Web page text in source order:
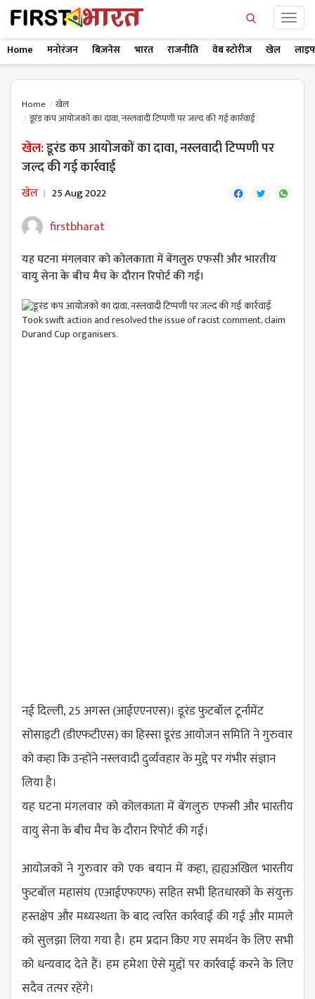
Home मनोरंजन बिज़नेस भारत राजनीति वेब स्टोरीज खेल
Home
खेल
डूरंड कप आयोजकों का दावा, नस्लवादी टिप्पणी पर जल्द की गई कार्रवाई
खेल:डूरंड कप आयोजकों का दावा, नस्लवादी टिप्पणी पर
जल्द की गई कार्रवाई
खेल 25 Aug 2022
firstbharat
यह घटना मंगलवार को कोलकाता में बेंगलुरु एफसी और भारतीय
वायु सेना के बीच मैच के दौरान रिपोर्ट की गई।
Took swift action and resolved the issue of racist comment, claim
Durand Cup organisers.
नई दिल्ली, 25 अगस्त (आईएएनएस)। डूरंड फुटबॉल टूर्नामेंट
सोसाइटी (डीएफटीएस) का हिस्सा डूरंड आयोजन समिति ने गुरुवार
को कहा कि उन्होंने नस्लवादी दुर्व्यवहार के मुद्दे पर गंभीर संज्ञान
लिया है।
यह घटना मंगलवार को कोलकाता में बेंगलुरु एफसी और भारतीय
वायु सेना के बीच मैच के दौरान रिपोर्ट की गई।
आयोजकों ने गुरुवार को एक बयान में कहा, ह्यह्यअखिल भारतीय
फुटबॉल महासंघ (एआईएफएफ) सहित सभी हितधारकों के संयुक्त
हस्तक्षेप और मध्यस्थता के बाद त्वरित कार्रवाई की गई और मामले
को सुलझा लिया गया है। हम प्रदान किए गए समर्थन के लिए सभी
को धन्यवाद देते हैं। हम हमेशा ऐसे मुद्दों पर कार्रवाई करने के लिए
सदैव तत्पर रहेंगे।